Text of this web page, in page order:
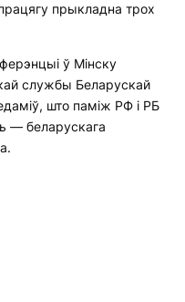
прыкладна трох
ў Мінску
службы Беларускай
што паміж РФ і РБ
— беларускага